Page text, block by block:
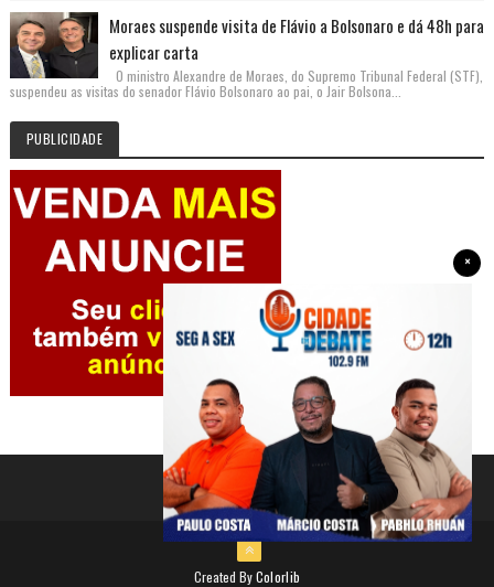
Moraes suspende visita de Flávio a Bolsonaro e dá 48h para
explicar carta
O ministro Alexandre de Moraes, do Supremo Tribunal Federal (STF),
suspendeu as visitas do senador Flávio Bolsonaro ao pai, o Jair Bolsona...
PUBLICIDADE
×
Created ByColorlib